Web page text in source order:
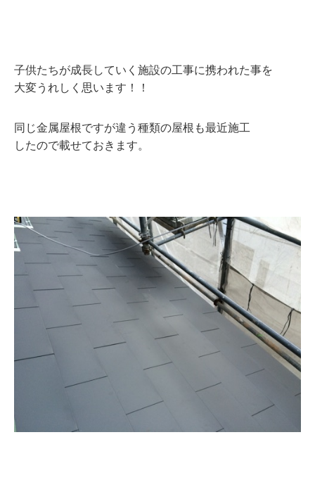
子供たちが成長していく施設の工事に携われた事を
大変うれしく思います！！
同じ金属屋根ですが違う種類の屋根も最近施工
したので載せておきます。